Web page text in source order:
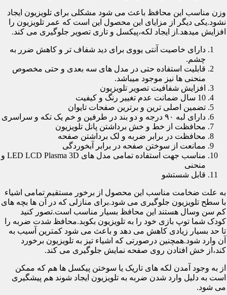
وزن مناسب این محافظ باعث می شود مشکلی برای تلویزیون ایجاد
نشود.یکی دیگر از مزایای این محصول این است که عمر تلویزیون را
افزایش میدهد.از ایجاد لکه،پیکسل و تاری تصویر جلوگیری می کند.
دارای خاصیت آنتی یووی برای دید شفاف تر و کاهش ضرر به
چشم.
قابلیت استفاده حتی در مدل های سه بعدی و حتی مخصوص
منحنی ها نیز موجود میباشد.
افزایش شفافیت تصویر تلویزیون
10 سال ضمانت عدم تغییر رنگ و کیفیت
تضمین اصلی ترین و برترین صفحات تایوان
دارای لبه ۹۰ درجه و دو بند در طرفین و خم یک تکه و سراسری
محافظت از خط و خش برداشتن پانل تلویزیون
محافظت در برابر ضربه و لک برداشتن صفحه
ممانعت از سوختن صفحه در برابر آبخوردگی
مناسب جهت استفاده تمامی مدل های LED LCD Plasma 3D و
منحنی
قابل شستشو
به علت ضخامت مناسب این محصول از برخور مستقیم تمامی اشیاء
با سطح تلویزیون جلوگیری می شود.برای منازلی که در آن ها بچه های
کم سن وسال هستند این محافظ بسیار مناسب است.تصور کنید
کودک شما توپ بازی خود را به تلویزیون بکوبد.محافظ شدت ضربه را
تا حد بسیار زیادی کاهش می دهد و باعث می شود کمترین آسیب به
آن وارد شود.همچنین درصورتی که اشیاء تیز به تلویزیون برخورد
کند،از خش افتادن روی صفحه نمایش جلوگیری می کند.
از به وجود آمدن لکه های تاریک یا سوختن پیکسل ها هم که ممکن
است به دلیل وارد شدن ضربه به تلویزیون ایجاد شوند هم پیشگیری
می شود.